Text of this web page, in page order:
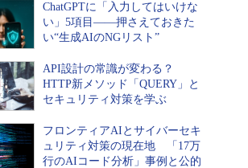
ChatGPTに「入力してはいけな
い」5項目――押さえておきた
い“生成AIのNGリスト”
API設計の常識が変わる？
HTTP新メソッド「QUERY」と
セキュリティ対策を学ぶ
フロンティアAIとサイバーセキ
ュリティ対策の現在地 「17万
行のAIコード分析」事例と公的